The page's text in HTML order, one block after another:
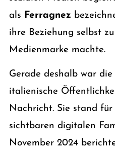
als Ferragnez
ihre Beziehung selbst
Medienmarke machte.
Gerade deshalb war
italienische
Nachricht. Sie stand für
sichtbaren digitalen
November 2024